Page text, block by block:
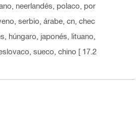
neerlandés, polaco, por
serbio, árabe, cn, chec
húngaro, japonés, lituano,
sueco, chino [ 17.2